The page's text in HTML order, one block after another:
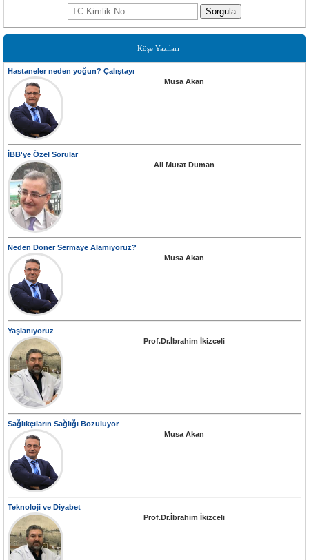
Sorgula
Köşe Yazıları
Hastaneler neden yoğun? Çalıştayı
Musa Akan
İBB'ye Özel Sorular
Ali Murat Duman
Neden Döner Sermaye Alamıyoruz?
Musa Akan
Yaşlanıyoruz
Prof.Dr.İbrahim İkizceli
Sağlıkçıların Sağlığı Bozuluyor
Musa Akan
Teknoloji ve Diyabet
Prof.Dr.İbrahim İkizceli